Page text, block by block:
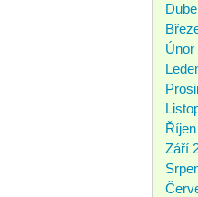
Únor
Září